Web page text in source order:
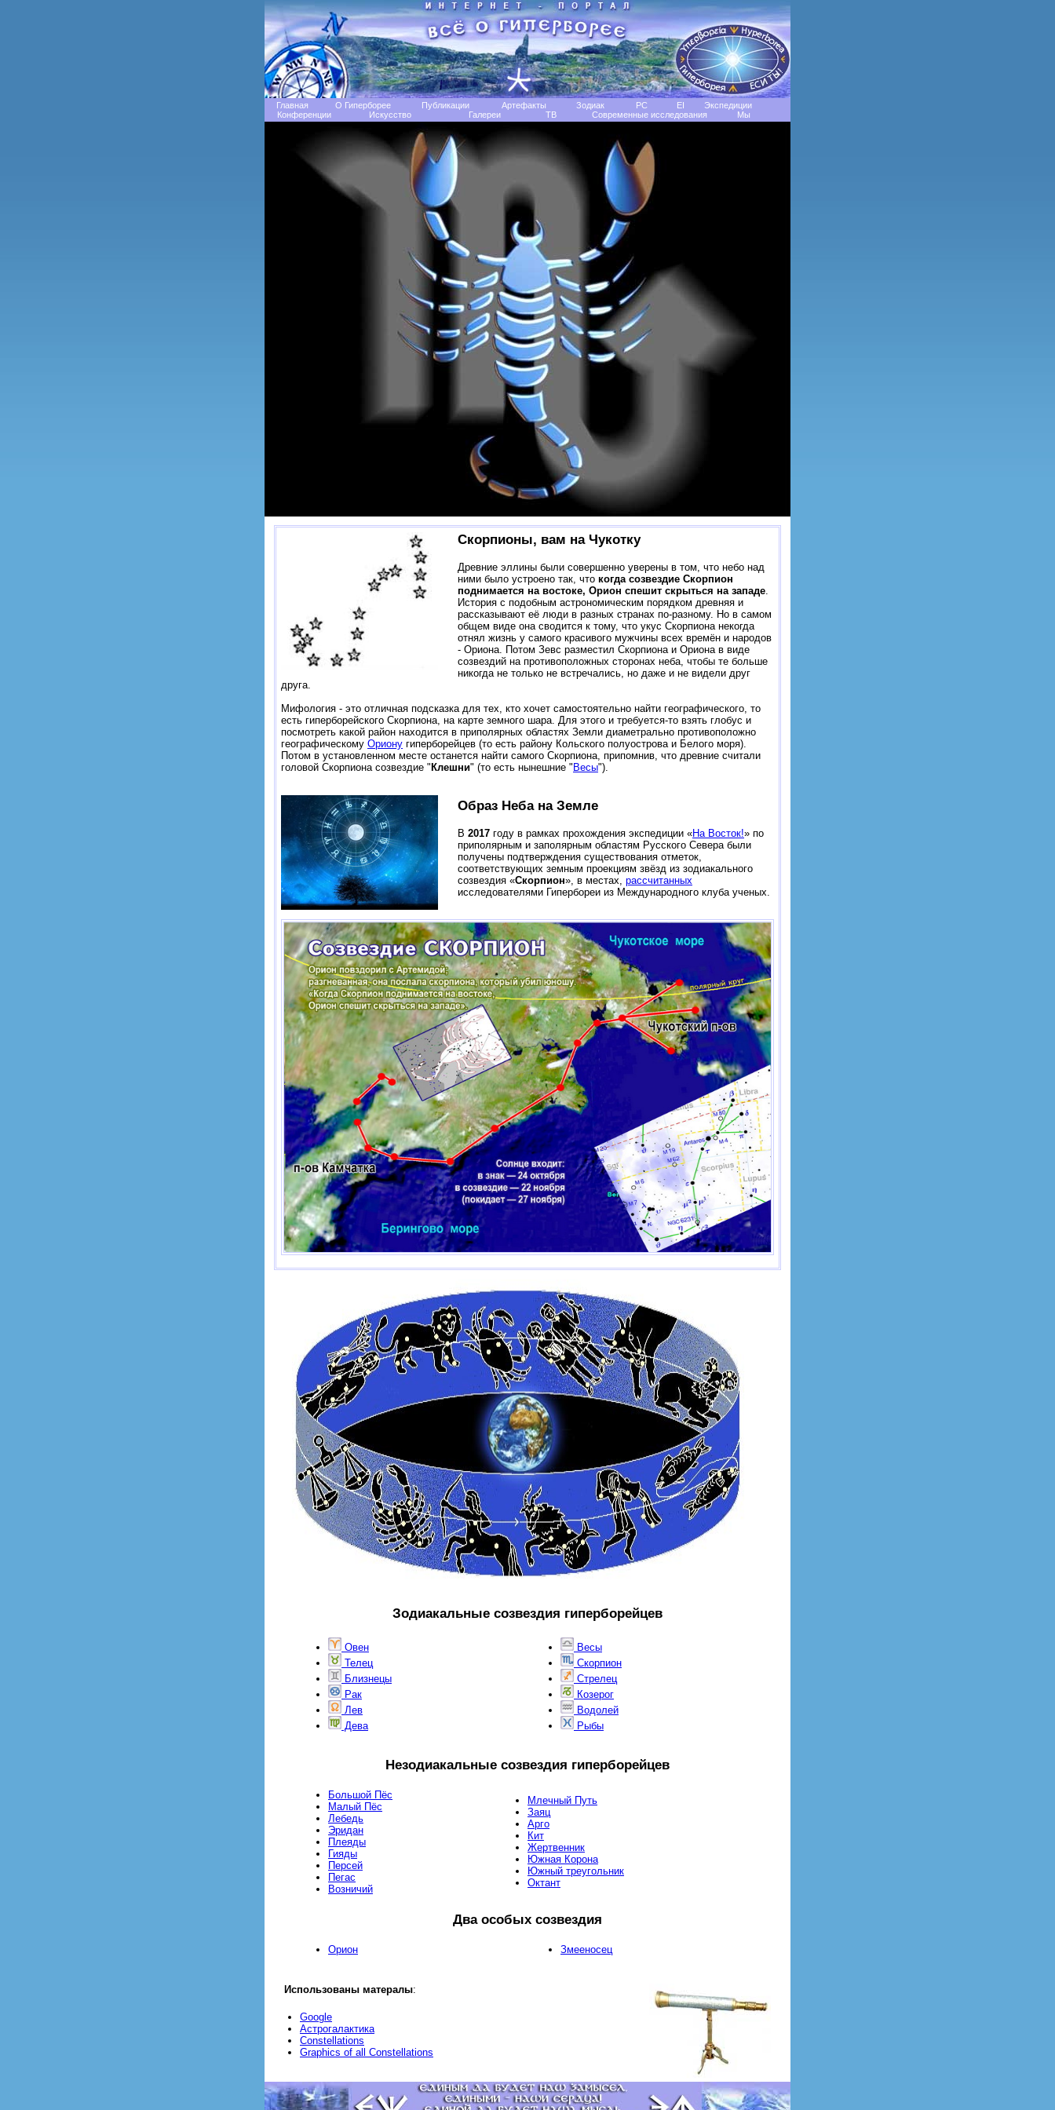
Главная О Гиперборее Публикации Артефакты Зодиак РС EI
Экспедиции
Конференции
Искусство Галереи TB Современные исследования Мы
Скорпионы, вам на Чукотку
Древние эллины были совершенно уверены в том, что небо над
ними было устроено так, что когда созвездие Скорпион
поднимается на востоке, Орион спешит скрыться на западе
История с подобным астрономическим порядком древняя и
рассказывают её люди в разных странах по-разному. Но в самом
общем виде она сводится к тому, что укус Скорпиона некогда
отнял жизнь у самого красивого мужчины всех времён и народов
- Ориона. Потом Зевс разместил Скорпиона и Ориона в виде
созвездий на противоположных сторонах неба, чтобы те больше
никогда не только не встречались, но даже и не видели друг
друга.
Мифология - это отличная подсказка для тех, кто хочет самостоятельно найти географического, то
есть гиперборейского Скорпиона, на карте земного шара. Для этого и требуется-то взять глобус и
посмотреть какой район находится в приполярных областях Земли диаметрально противоположно
географическому Ориону гиперборейцев (то есть району Кольского полуострова и Белого моря).
Потом в установленном месте останется найти самого Скорпиона, припомнив, что древние считали
головой Скорпиона созвездие " Клешни" (то есть нынешние " Весы").
Образ Неба на Земле
В 2017 году в рамках прохождения экспедиции «На Восток!» по
приполярным и заполярным областям Русского Севера были
получены подтверждения существования отметок,
соответствующих земным проекциям звёзд из зодиакального
созвездия «Скорпион», в местах, рассчитанных
исследователями Гипербореи из Международного клуба ученых.
Зодиакальные созвездия гиперборейцев
Овен
Телец
Близнецы
Рак
Лев
Дева
Весы
Скорпион
Стрелец
Козерог
Водолей
Рыбы
Незодиакальные созвездия гиперборейцев
Большой Пёс
Малый Пёс
Лебедь
Эридан
Плеяды
Гияды
Персей
Пегас
Возничий
Млечный Путь
Заяц
Арго
Кит
Жертвенник
Южная Корона
Южный треугольник
Октант
Два особых созвездия
Opион Змееносец
Использованы матералы:
Google
Астрогалактика
Сonstellations
Graphics of all Constellations